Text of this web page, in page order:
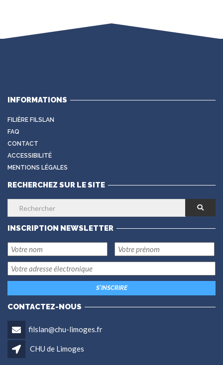
INFORMATIONS
FILIÈRE FILSLAN
FAQ
CONTACT
ACCESSIBILITÉ
MENTIONS LÉGALES
RECHERCHEZ SUR LE SITE
INSCRIPTION NEWSLETTER
CONTACTEZ-NOUS
filslan@chu-limoges.fr
CHU de Limoges